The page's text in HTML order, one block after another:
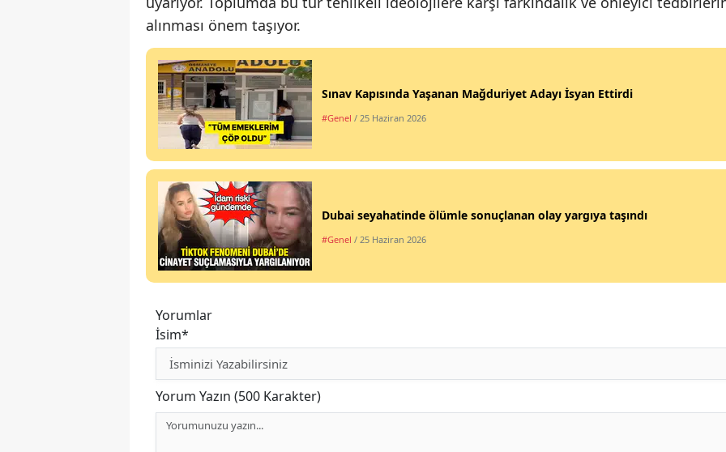
alınması önem taşıyor.
Sınav Kapısında Yaşanan Mağduriyet Adayı İsyan Ettirdi
#Genel / 25 Haziran 2026
Dubai seyahatinde ölümle sonuçlanan olay yargıya taşındı
#Genel / 25 Haziran 2026
Yorumlar
İsim*
Yorum Yazın (500 Karakter)